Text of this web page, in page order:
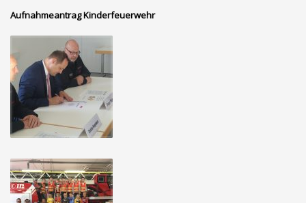
Aufnahmeantrag Kinderfeuerwehr